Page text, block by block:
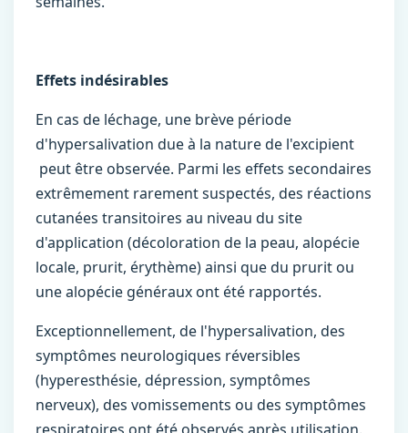
Effets indésirables
En cas de léchage, une brève période
d'hypersalivation due à la nature de l'excipient
peut être observée. Parmi les effets secondaires
extrêmement rarement suspectés, des réactions
cutanées transitoires au niveau du site
d'application (décoloration de la peau, alopécie
locale, prurit, érythème) ainsi que du prurit ou
une alopécie généraux ont été rapportés.
Exceptionnellement, de l'hypersalivation, des
symptômes neurologiques réversibles
(hyperesthésie, dépression, symptômes
nerveux), des vomissements ou des symptômes